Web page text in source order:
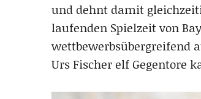
und dehnt damit
laufenden Spielzeit von
wettbewerbsübergreifend
Urs Fischer elf Gegentore